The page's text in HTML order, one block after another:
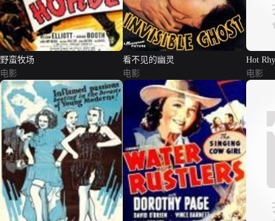
野蛮牧场
电影
看不见的幽灵
电影
Hot
电影